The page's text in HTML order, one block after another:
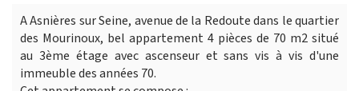
A Asnières sur Seine, avenue de la Redoute dans le quartier
des Mourinoux, bel appartement 4 pièces de 70 m2 situé
au 3ème étage avec ascenseur et sans vis à vis d'une
immeuble des années 70.